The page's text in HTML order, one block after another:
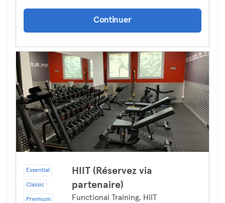
Continuer
Essential
Classic
Premium
HIIT (Réservez via
partenaire)
Functional Training, HIIT